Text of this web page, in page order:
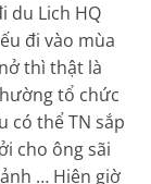
du Lich HQ
đi vào mùa
thì thật là
tổ chức
có thể TN sắp
cho ông sãi
… Hiện giờ